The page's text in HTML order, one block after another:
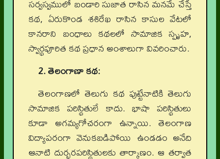
సర్వస్వములో బండారి సుజాత రాసిన మనమే చేస్తే
కథ, ఏరుకొండ శశిరేఖ రాసిన కాసుల వేటలో
కానరాని బంధాలు కథలలో సామాజిక స్పృహ,
స్వార్థపూరిత కథ ప్రధాన అంశాలుగా వివరించారు.
2. తెలంగాణా కథ:
తెలంగాణలో తెలుగు కథ పుట్టేనాటికి తెలుగు
సామాజిక పరిస్థితులే కాదు. భాషా పరిస్థితులు
కూడా అగమ్యగోచరంగా ఉన్నాయి. తెలంగాణ
విద్యాపరంగా వెనుకబడిపోయి ఉండడం అనేది
ఆనాటి దుర్భరపరిస్థితులకు తార్కాణం. ఆ తర్వాత